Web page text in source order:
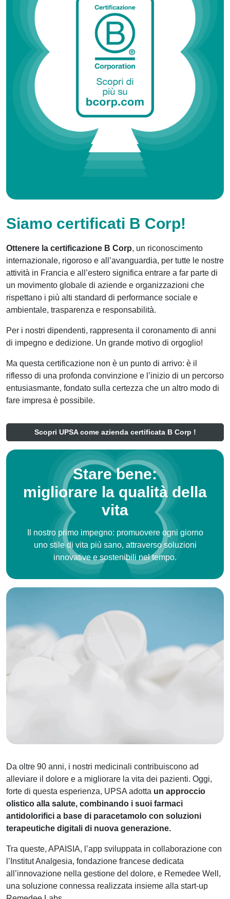
Siamo certificati B Corp!
Ottenere la certificazione B Corp, un riconoscimento
internazionale, rigoroso e all’avanguardia, per tutte le nostre
attività in Francia e all’estero significa entrare a far parte di
un movimento globale di aziende e organizzazioni che
rispettano i più alti standard di performance sociale e
ambientale, trasparenza e responsabilità.
Per i nostri dipendenti, rappresenta il coronamento di anni
di impegno e dedizione. Un grande motivo di orgoglio!
Ma questa certificazione non è un punto di arrivo: è il
riflesso di una profonda convinzione e l’inizio di un percorso
entusiasmante, fondato sulla certezza che un altro modo di
fare impresa è possibile.
Scopri UPSA come azienda certificata B Corp !
Stare bene:
migliorare la qualità della
vita
Il nostro primo impegno: promuovere ogni giorno
uno stile di vita più sano, attraverso soluzioni
innovative e sostenibili nel tempo.
Da oltre 90 anni, i nostri medicinali contribuiscono ad
alleviare il dolore e a migliorare la vita dei pazienti. Oggi,
forte di questa esperienza, UPSA adotta un approccio
olistico alla salute, combinando i suoi farmaci
antidolorifici a base di paracetamolo con soluzioni
terapeutiche digitali di nuova generazione.
Tra queste, APAISIA, l’app sviluppata in collaborazione con
l’Institut Analgesia, fondazione francese dedicata
all’innovazione nella gestione del dolore, e Remedee Well,
una soluzione connessa realizzata insieme alla start-up